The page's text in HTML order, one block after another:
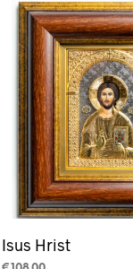
Isus Hrist